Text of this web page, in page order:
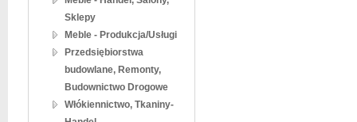
Sklepy
Meble - Produkcja/Usługi
Przedsiębiorstwa
budowlane, Remonty,
Budownictwo Drogowe
Włókiennictwo, Tkaniny-